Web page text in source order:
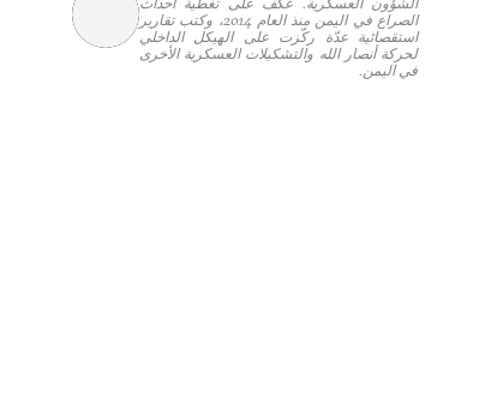
الصراع في اليمن منذ العام 2014، وكتب تقارير
استقصائية عدّة ركّزت على الهيكل الداخلي
لحركة أنصار الله والتشكيلات العسكرية الأخرى
في اليمن.